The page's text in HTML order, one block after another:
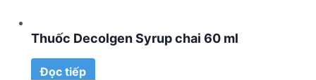
Thuốc Decolgen Syrup chai 60 ml
Đọc tiếp